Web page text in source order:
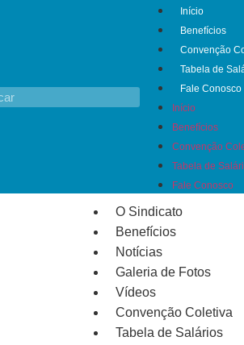
Início
Benefícios
Convenção
Tabela de
Fale Conosco
Início
Benefícios
Convenção
Tabela de
Fale Conosco
O Sindicato
Benefícios
Notícias
Galeria de Fotos
Vídeos
Convenção Coletiva
Tabela de Salários